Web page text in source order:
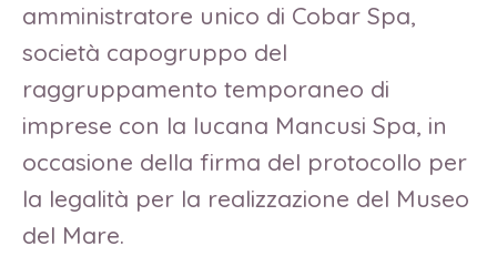
amministratore unico di Cobar Spa,
società capogruppo del
raggruppamento temporaneo di
imprese con la lucana Mancusi Spa, in
occasione della firma del protocollo per
la legalità per la realizzazione del Museo
del Mare.